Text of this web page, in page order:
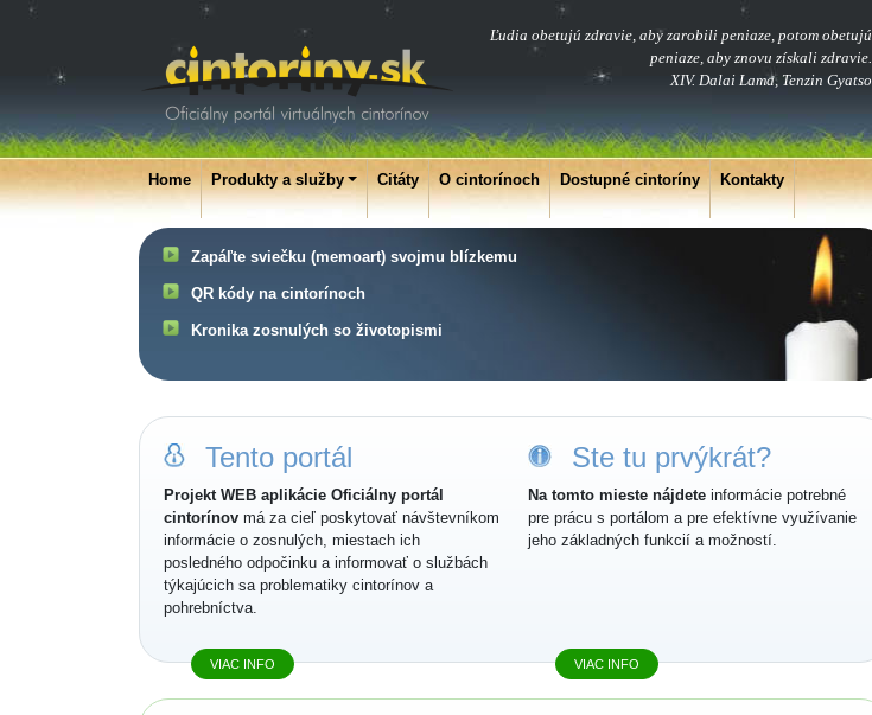
Ľudia obetujú zdravie, aby zarobili peniaze, potom obetujú
peniaze, aby znovu získali zdravie.
XIV. Dalai Lama, Tenzin Gyatso
Home Produkty a služby Citáty O cintorínoch Dostupné cintoríny Kontakty
Zapáľte sviečku (memoart) svojmu blízkemu
QR kódy na cintorínoch
Kronika zosnulých so životopismi
Tento portál
Projekt WEB aplikácie Oficiálny portál
cintorínov má za cieľ poskytovať návštevníkom
informácie o zosnulých, miestach ich
posledného odpočinku a informovať o službách
týkajúcich sa problematiky cintorínov a
pohrebníctva.
VIAC INFO
Ste tu prvýkrát?
Na tomto mieste nájdete informácie potrebné
pre prácu s portálom a pre efektívne využívanie
jeho základných funkcií a možností.
VIAC INFO